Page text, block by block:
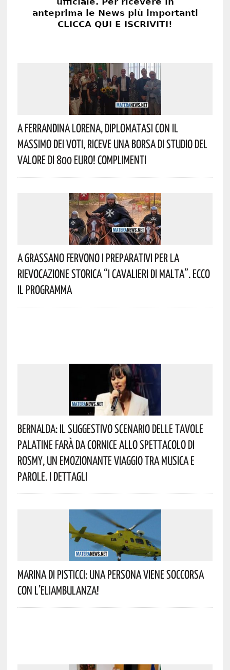
A Ferrandina Lorena, Diplomatasi Con Il
Massimo Dei Voti, Riceve Una Borsa Di Studio Del
Valore Di 800 Euro! Complimenti
A Grassano Fervono I Preparativi Per La
Rievocazione Storica “I CAVALIERI DI MALTA”. Ecco
Il Programma
Bernalda: Il Suggestivo Scenario Delle Tavole
Palatine Farà Da Cornice Allo Spettacolo Di
Rosmy, Un Emozionante Viaggio Tra Musica E
Parole. I Dettagli
Marina Di Pisticci: Una Persona Viene Soccorsa
Con L’eliambulanza!